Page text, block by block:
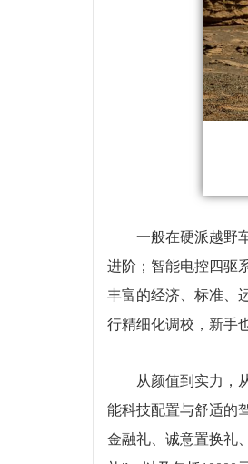
一般在硬派越野
进阶；智能电控四驱
丰富的经济、标准、
行精细化调校，新手
从颜值到实力，
能科技配置与舒适的
金融礼、诚意置换礼